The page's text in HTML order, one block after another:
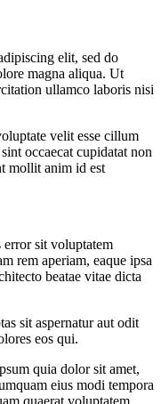
elit, sed do
magna aliqua. Ut
ullamco laboris nisi
velit esse cillum
occaecat cupidatat non
mollit anim id est
error sit voluptatem
rem aperiam, eaque ipsa
beatae vitae dicta
sit aspernatur aut odit
eos qui.
quia dolor sit amet,
eius modi tempora
quaerat voluptatem.